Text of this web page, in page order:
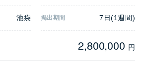
池袋 掲出期間 7日(1週間)
2,800,000 円